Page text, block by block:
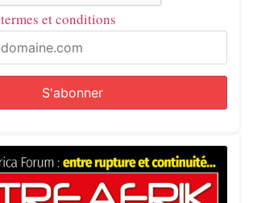
termes et conditions